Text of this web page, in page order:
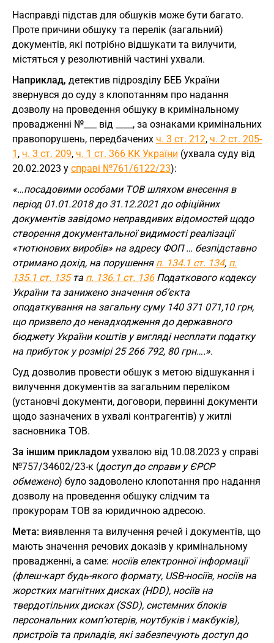
Насправді підстав для обшуків може бути багато.
Проте причини обшуку та перелік (загальний)
документів, які потрібно відшукати та вилучити,
містяться у резолютивній частині ухвали.
Наприклад, детектив підрозділу БЕБ України
звернувся до суду з клопотанням про надання
дозволу на проведення обшуку в кримінальному
провадженні №___ від ____, за ознаками кримінальних
правопорушень, передбачених ч. 3 ст. 212, ч. 2 ст. 205-
1 , ч. 3 ст. 209, ч. 1 ст. 366 КК України (ухвала суду від
20.02.2023 у справі №761/6122/23):
«…посадовими особами ТОВ шляхом внесення в
період 01.01.2018 до 31.12.2021 до офіційних
документів завідомо неправдивих відомостей щодо
створення документальної видимості реалізації
«тютюнових виробів» на адресу ФОП … безпідставно
отримано дохід, на порушення п. 134.1 ст. 134, п.
135.1 ст. 135та п. 136.1 ст. 136Податкового кодексу
України та занижено значення об’єкта
оподаткування на загальну суму 140 371 071,10 грн,
що призвело до ненадходження до державного
бюджету України коштів у вигляді несплати податку
на прибуток у розмірі 25 266 792, 80 грн….».
Суд дозволив провести обшук з метою відшукання і
вилучення документів за загальним переліком
(установчі документи, договори, первинні документи
щодо зазначених в ухвалі контрагентів) у житлі
засновника ТОВ.
За іншим прикладом ухвалою від 10.08.2023 у справі
№757/34602/23-к (доступ до справи у ЄРСР
обмежено) було задоволено клопотання про надання
дозволу на проведення обшуку слідчим та
прокурорам ТОВ за юридичною адресою.
Мета: виявлення та вилучення речей і документів, що
мають значення речових доказів у кримінальному
провадженні, а саме: носіїв електронної інформації
(флеш-карт будь-якого формату, USB-носіїв, носіїв на
жорстких магнітних дисках (HDD), носіїв на
твердотільних дисках (SSD), системних блоків
персональних комп’ютерів, ноутбуків і макбуків),
пристроїв та приладів, які забезпечують доступ до